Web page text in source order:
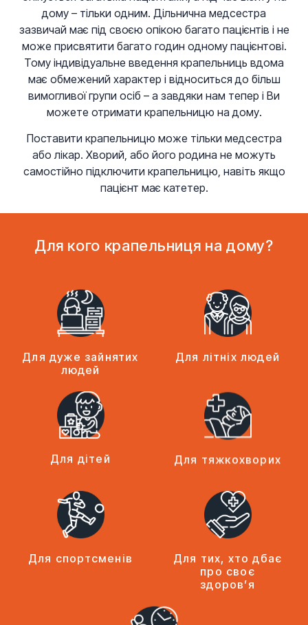
дому – тільки одним. Дільнична медсестра
зазвичай має під своєю опікою багато пацієнтів і не
може присвятити багато годин одному пацієнтові.
Тому індивідуальне введення крапельниць вдома
має обмежений характер і відноситься до більш
вимогливої групи осіб – а завдяки нам тепер і Ви
можете отримати крапельницю на дому.
Поставити крапельницю може тільки медсестра
або лікар. Хворий, або його родина не можуть
самостійно підключити крапельницю, навіть якщо
пацієнт має катетер.
Для кого крапельниця на дому?
Для дуже зайнятих
людей
Для літніх людей
Для дітей Для тяжкохворих
Для спортсменів
Для тих, хто дбає
про своє
здоров’я